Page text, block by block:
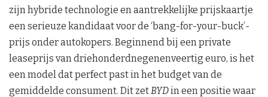
zijn hybride technologie en aantrekkelijke prijskaartje
een serieuze kandidaat voor de ‘bang-for-your-buck’-
prijs onder autokopers. Beginnend bij een private
leaseprijs van driehonderdnegenenveertig euro, is het
een model dat perfect past in het budget van de
gemiddelde consument. Dit zet BYDin een positie waar